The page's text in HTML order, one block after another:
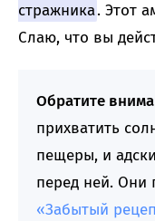
стражника. Этот
Слаю, что вы
Обратите
прихватить
пещеры, и
перед ней. Они
«Забытый